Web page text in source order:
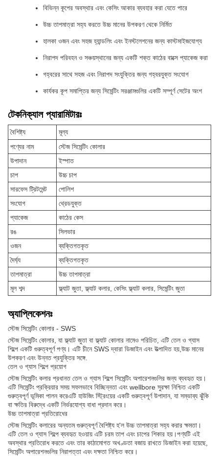
বিভিন্ন কূপের অবস্থার এবং কেসিং আকার ব্যবহার করা যেতে পারে
উচ্চ তাপমাত্রা সহ্য করতে উচ্চ মানের উপকরণ থেকে নির্মিত
হালকা ওজন এবং সহজ হ্যান্ডলিং এবং ইনস্টলেশনের জন্য কাস্টমাইজযোগ্য
নিরাপদ পরিবহন ও সঞ্চয়স্থানের জন্য একটি শক্ত কাঠের বাক্সে প্যাকেজ করা
গহ্বরের সাথে সহজ এবং নিরাপদ সংযুক্তির জন্য গহ্বরযুক্ত সংযোগ
কার্যকর কূপ সমাপ্তির জন্য সিমেন্টিং সরঞ্জামগুলির একটি সম্পূর্ণ সেটের অংশ
টেকনিক্যাল প্যারামিটারঃ
বৈশিষ্ট্য
মূল্য
পণ্যের নাম
স্টেজ সিমেন্টিং কোলার
উপাদান
ইস্পাত
চাপ
উচ্চ চাপ
সারফেস ট্রিটমেন্ট
পোলিশ
সংযোগ
থ্রেডযুক্ত
প্যাকেজ
কাঠের কেস
রঙ
সিলভার
ওজন
ব্যক্তিগতকৃত
দৈর্ঘ্য
ব্যক্তিগতকৃত
তাপমাত্রা
উচ্চ তাপমাত্রা
মূল শব্দ
ফ্ল্যাট জুতা, ফ্ল্যাট কলার, কেসিং ফ্ল্যাট কলার, সিমেন্টিং জুতা
অ্যাপ্লিকেশনঃ
স্টেজ সিমেন্টিং কোলার - SWS
স্টেজ সিমেন্টিং কোলার, যা ফ্ল্যাট জুতা বা ফ্ল্যাট কোলার নামেও পরিচিত, এটি তেল ও গ্যাস
শিল্পে একটি গুরুত্বপূর্ণ পণ্য। এটি চীনে SWS দ্বারা ডিজাইন এবং উত্পাদিত হয়,উচ্চ মানের
উপকরণ এবং উন্নত প্রযুক্তির সঙ্গে.
তেল ও গ্যাস শিল্পে প্রয়োগ
স্টেজ সিমেন্টিং কলার প্রধানত তেল ও গ্যাস শিল্পে সিমেন্টিং অপারেশনগুলির জন্য ব্যবহৃত হয়।
এটি সিমেন্টিং প্রক্রিয়ার সময় সফলভাবে বিচ্ছিন্নতা এবং wellbore সুরক্ষা নিশ্চিত একটি
গুরুত্বপূর্ণ ভূমিকা পালন করেএটি হাউজিং স্ট্রিংয়ের একটি গুরুত্বপূর্ণ উপাদান, যা সম্ভাব্য ঝুঁকি
বা ক্ষতির বিরুদ্ধে একটি নির্ভরযোগ্য বাধা প্রদান করে।
উচ্চ তাপমাত্রা প্রতিরোধের
স্টেজ সিমেন্টিং কলারের অন্যতম গুরুত্বপূর্ণ বৈশিষ্ট্য হ'ল উচ্চ তাপমাত্রা সহ্য করার ক্ষমতা।
এটি তেল ও গ্যাস শিল্পে ব্যবহৃত হওয়ায় এটি চরম তাপ এবং চাপের শিকার হয়।পণ্যটি এই
অবস্থার প্রতিরোধ করতে এবং তার কাঠামোগত অখণ্ডতা বজায় রাখতে ডিজাইন করা হয়েছে,
সিমেন্টিং অপারেশনগুলির নিরাপত্তা এবং দক্ষতা নিশ্চিত করে।